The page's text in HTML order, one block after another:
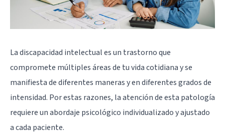
Ladiscapacidad intelectuales un trastorno que
compromete múltiples áreas de tu vida cotidiana y se
manifiesta de diferentes maneras y en diferentes grados de
intensidad. Por estas razones, la atención de esta patología
requiere un abordaje psicológico individualizado y ajustado
a cada paciente.